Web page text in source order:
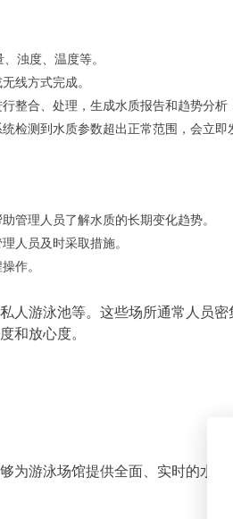
浊度、温度等。
线方式完成。
整合、处理，生成水质报告和趋势分析
检测到水质参数超出正常范围，会立即
管理人员了解水质的长期变化趋势。
人员及时采取措施。
作。
游泳池等。这些场所通常人员密
和放心度。
游泳场馆提供全面、实时的水质